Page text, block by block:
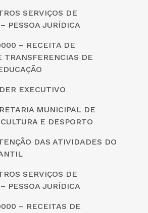
SERVIÇOS DE
PESSOA JURÍDICA
– RECEITA DE
TRANSFERENCIAS DE
EXECUTIVO
MUNICIPAL DE
E DESPORTO
DAS ATIVIDADES DO
SERVIÇOS DE
PESSOA JURÍDICA
– RECEITAS DE